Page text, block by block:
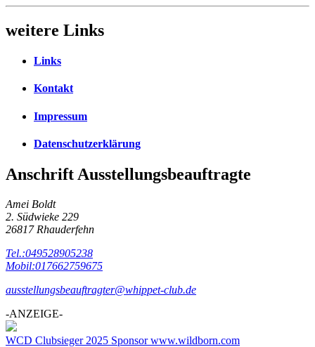
weitere Links
Links
Kontakt
Impressum
Datenschutzerklärung
Anschrift Ausstellungsbeauftragte
Amei Boldt
2. Südwieke 229
26817 Rhauderfehn
Tel.:049528905238
Mobil:017662759675
ausstellungsbeauftragter@whippet-club.de
-ANZEIGE-
WCD Clubsieger 2025 Sponsor www.wildborn.com